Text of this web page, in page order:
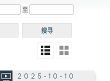
电台
普通
至
搜寻
2025-10-10